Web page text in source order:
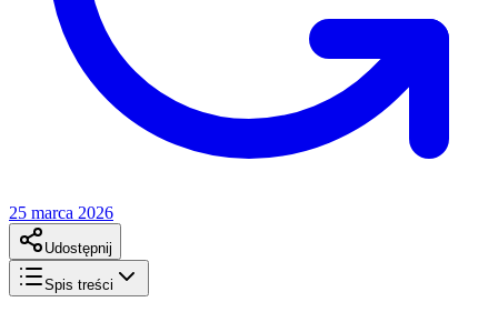
25 marca 2026
Udostępnij
Spis treści